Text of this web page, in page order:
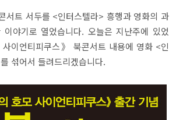
서트 서두를 <인터스텔라> 흥행과 영화의 과
야기로 열었습니다. 오늘은 지난주에 있었
이언티피쿠스》 북콘서트 내용에 영화 <인
섞어서 들려드리겠습니다.